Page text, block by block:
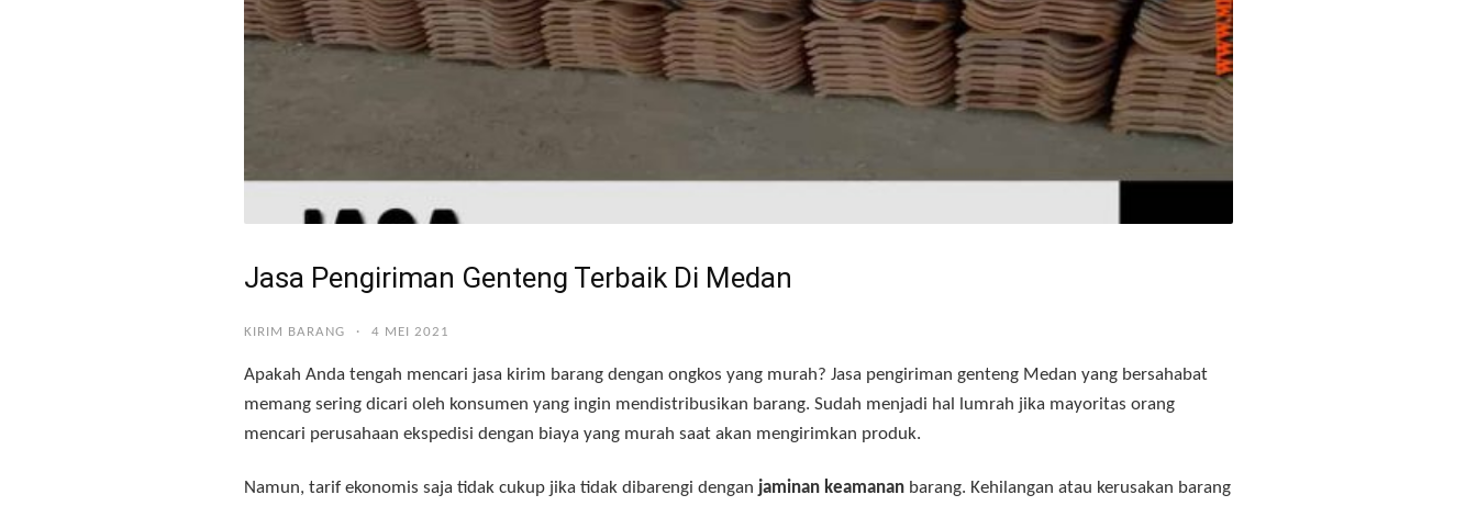
Jasa Pengiriman Genteng Terbaik Di Medan
KIRIM BARANG · 4 MEI 2021
Apakah Anda tengah mencari jasa kirim barang dengan ongkos yang murah? Jasa pengiriman genteng Medan yang bersahabat
memang sering dicari oleh konsumen yang ingin mendistribusikan barang. Sudah menjadi hal lumrah jika mayoritas orang
mencari perusahaan ekspedisi dengan biaya yang murah saat akan mengirimkan produk.
Namun, tarif ekonomis saja tidak cukup jika tidak dibarengi dengan jaminan keamanan barang. Kehilangan atau kerusakan barang